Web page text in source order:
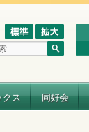
クス 同好会